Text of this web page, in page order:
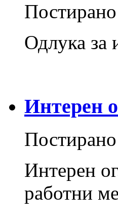
Постирано
Одлука за
Интерен
Постирано
Интерен
работни